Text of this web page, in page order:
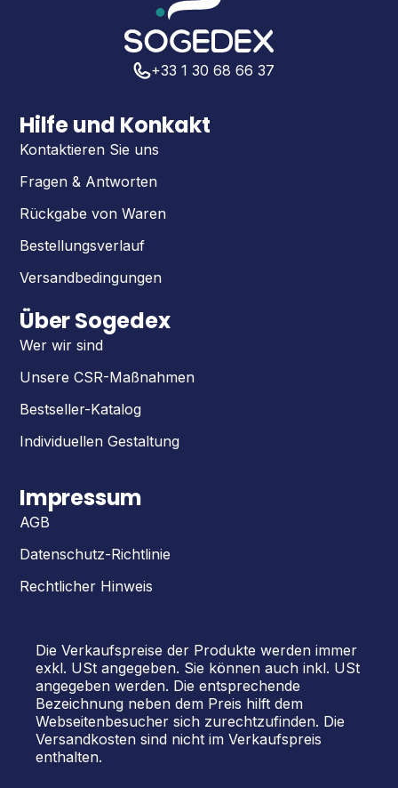
+33 1 30 68 66 37
Hilfe und Konkakt
Kontaktieren Sie uns
Fragen & Antworten
Rückgabe von Waren
Bestellungsverlauf
Versandbedingungen
Über Sogedex
Wer wir sind
Unsere CSR-Maßnahmen
Bestseller-Katalog
Individuellen Gestaltung
Impressum
AGB
Datenschutz-Richtlinie
Rechtlicher Hinweis
Die Verkaufspreise der Produkte werden immer
exkl. USt angegeben. Sie können auch inkl. USt
angegeben werden. Die entsprechende
Bezeichnung neben dem Preis hilft dem
Webseitenbesucher sich zurechtzufinden. Die
Versandkosten sind nicht im Verkaufspreis
enthalten.